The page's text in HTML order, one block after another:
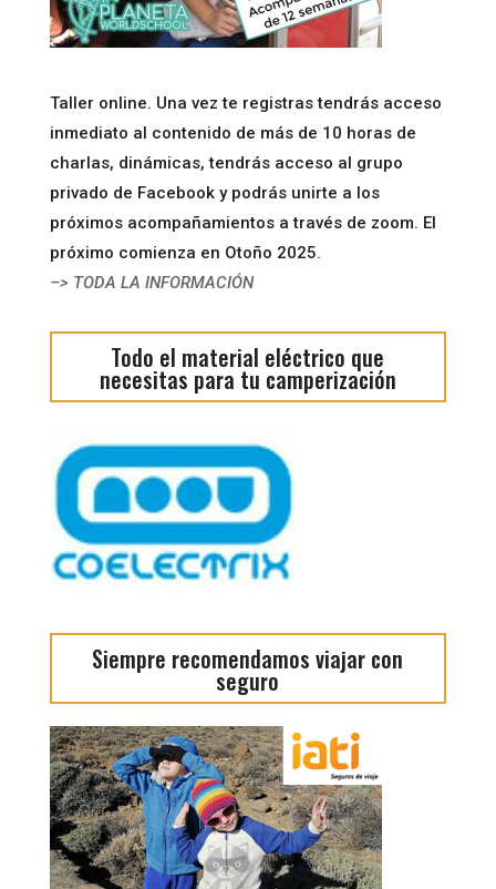
Taller online. Una vez te registras tendrás acceso
inmediato al contenido de más de 10 horas de
charlas, dinámicas, tendrás acceso al grupo
privado de Facebook y podrás unirte a los
próximos acompañamientos a través de zoom. El
próximo comienza en Otoño 2025.
–> TODA LA INFORMACIÓN
Todo el material eléctrico que
necesitas para tu camperización
Siempre recomendamos viajar con
seguro